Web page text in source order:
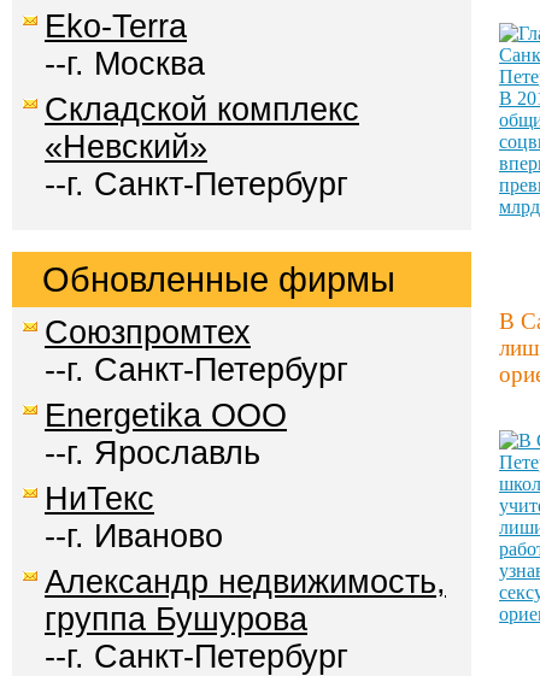
Eko-Terra
--г. Москва
Складской комплекс
«Невский»
--г. Санкт-Петербург
Обновленные фирмы
Союзпромтех
--г. Санкт-Петербург
Energetika OOO
--г. Ярославль
НиТекс
--г. Иваново
Александр недвижимость,
группа Бушурова
--г. Санкт-Петербург
В